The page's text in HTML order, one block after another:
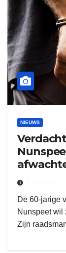
NIEUWS
De 60-jarige
Nunspeet wil
Zijn